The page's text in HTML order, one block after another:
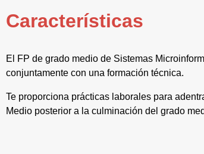
Características
El FP de grado medio de Sistemas
conjuntamente con una formación técnica.
Te proporciona prácticas laborales para
Medio posterior a la culminación del grado